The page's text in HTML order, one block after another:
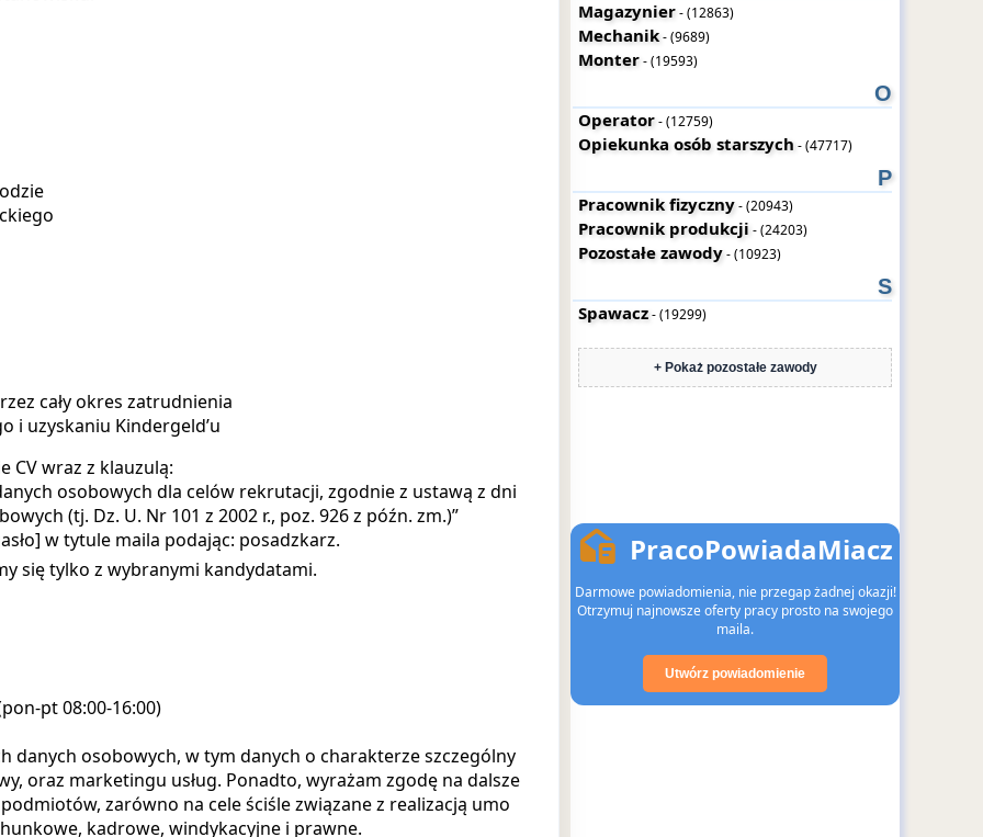
cały okres zatrudnienia
i uzyskaniu Kindergeld’u
CV wraz z klauzulą:
osobowych dla celów rekrutacji, zgodnie z ustawą z dni
(tj. Dz. U. Nr 101 z 2002 r., poz. 926 z późn. zm.)”
w tytule maila podając: posadzkarz.
się tylko z wybranymi kandydatami.
pt 08:00-16:00)
danych osobowych, w tym danych o charakterze szczególny
oraz marketingu usług. Ponadto, wyrażam zgodę na dalsze
zarówno na cele ściśle związane z realizacją umo
kadrowe, windykacyjne i prawne.
Magazynier- (12863)
Mechanik- (9689)
Monter- (19593)
O
Operator- (12759)
Opiekunka osób starszych - (47717)
P
Pracownik fizyczny- (20943)
Pracownik produkcji - (24203)
Pozostałe zawody- (10923)
S
Spawacz- (19299)
+ Pokaż pozostałe zawody
PracoPowiadaMiacz
Darmowe powiadomienia, nie przegap żadnej okazji!
Otrzymuj najnowsze oferty pracy prosto na swojego
maila.
Utwórz powiadomienie